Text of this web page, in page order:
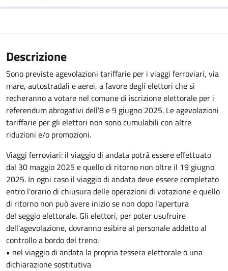
Descrizione
Sono previste agevolazioni tariffarie per i viaggi ferroviari, via
mare, autostradali e aerei, a favore degli elettori che si
recheranno a votare nel comune di iscrizione elettorale per i
referendum abrogativi dell'8 e 9 giugno 2025. Le agevolazioni
tariffarie per gli elettori non sono cumulabili con altre
riduzioni e/o promozioni.
Viaggi ferroviari: il viaggio di andata potrà essere effettuato
dal 30 maggio 2025 e quello di ritorno non oltre il 19 giugno
2025. In ogni caso il viaggio di andata deve essere completato
entro l'orario di chiusura delle operazioni di votazione e quello
di ritorno non può avere inizio se non dopo l'apertura
del seggio elettorale. Gli elettori, per poter usufruire
dell'agevolazione, dovranno esibire al personale addetto al
controllo a bordo del treno:
• nel viaggio di andata la propria tessera elettorale o una
dichiarazione sostitutiva